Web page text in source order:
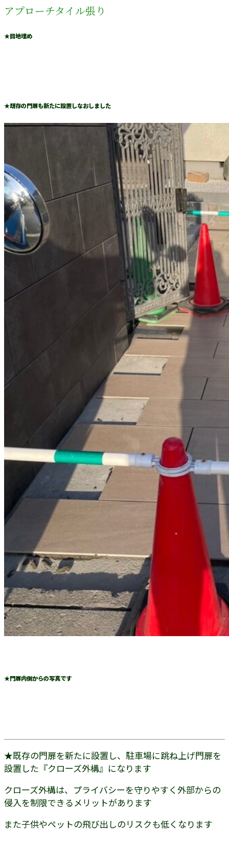
アプローチタイル張り
★目地埋め
★既存の門扉も新たに設置しなおしました
★門扉内側からの写真です
★既存の門扉を新たに設置し、駐車場に跳ね上げ門扉を
設置した『クローズ外構』になります
クローズ外構は、プライバシーを守りやすく外部からの
侵入を制限できるメリットがあります
また子供やペットの飛び出しのリスクも低くなります